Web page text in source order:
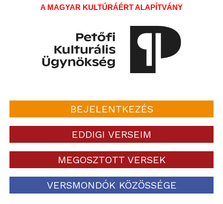
A MAGYAR KULTÚRÁÉRT ALAPÍTVÁNY
BEJELENTKEZÉS
EDDIGI VERSEIM
MEGOSZTOTT VERSEK
VERSMONDÓK KÖZÖSSÉGE